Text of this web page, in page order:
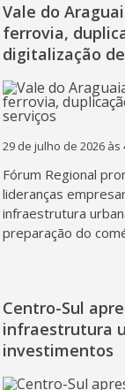
Vale do
ferrovia,
digitalização
29 de julho de 2026 às
Fórum Regional
lideranças
infraestrutura
preparação do
Centro-Sul
infraestrutura
investimentos